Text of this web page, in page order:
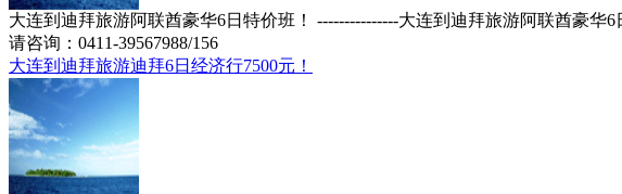
大连到迪拜旅游阿联酋豪华6日特价班！ ---------------大连到迪拜旅游阿联酋豪华
请咨询：0411-39567988/156
大连到迪拜旅游迪拜6日经济行7500元！